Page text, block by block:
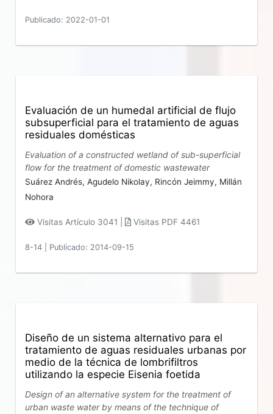
Publicado: 2022-01-01
Evaluación de un humedal artificial de flujo
subsuperficial para el tratamiento de aguas
residuales domésticas
Evaluation of a constructed wetland of sub-superficial
flow for the treatment of domestic wastewater
Suárez Andrés,Agudelo Nikolay, Rincón Jeimmy, Millán
Nohora
Visitas Artículo 3041 | Visitas PDF 4461
8-14 Publicado: 2014-09-15
Diseño de un sistema alternativo para el
tratamiento de aguas residuales urbanas por
medio de la técnica de lombrifiltros
utilizando la especie Eisenia foetida
Design of an alternative system for the treatment of
urban waste water by means of the technique of